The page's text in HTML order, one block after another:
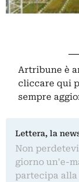
Artribune è
cliccare qui
sempre
Lettera, la
Non
giorno un'e-
partecipa alla